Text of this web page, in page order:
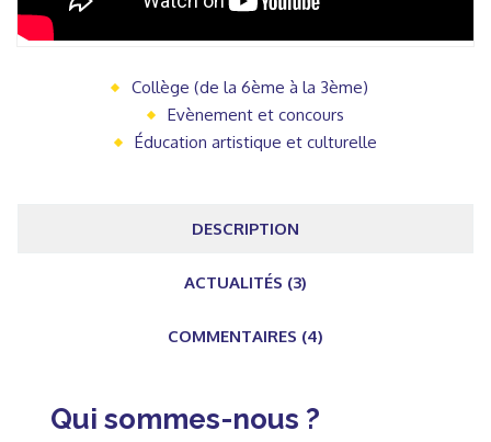
Collège (de la 6ème à la 3ème)
Evènement et concours
Éducation artistique et culturelle
DESCRIPTION
ACTUALITÉS (3)
COMMENTAIRES (4)
Qui sommes-nous ?